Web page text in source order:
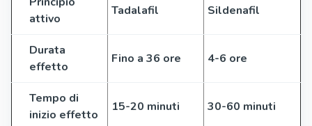
attivo
Tadalafil Sildenafil
Durata
effetto
Fino a 36 ore 4-6 ore
Tempo di
inizio effetto
15-20 minuti 30-60 minuti